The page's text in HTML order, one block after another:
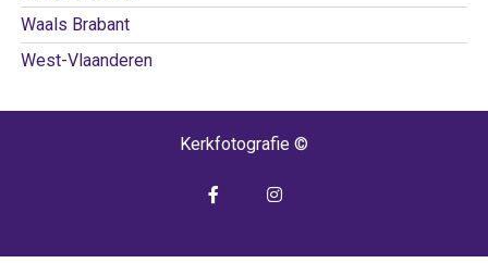
Waals Brabant
West-Vlaanderen
Kerkfotografie ©